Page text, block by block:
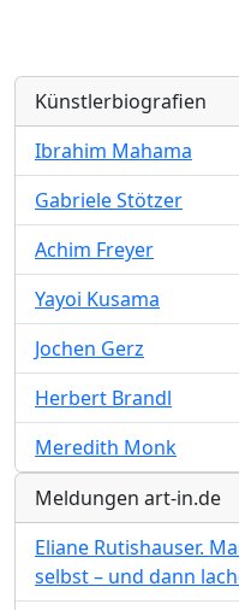
Künstlerbiografien
Ibrahim Mahama
Gabriele Stötzer
Achim Freyer
Yayoi Kusama
Jochen Gerz
Herbert Brandl
Meredith Monk
Meldungen art-in.de
Eliane Rutishauser.
selbst – und dann